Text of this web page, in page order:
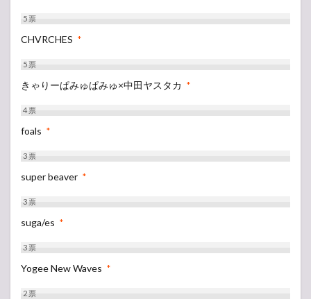
5票
CHVRCHES *
5票
きゃりーぱみゅぱみゅ×中田ヤスタカ *
4票
foals *
3票
super beaver *
3票
suga/es *
3票
Yogee New Waves *
2票